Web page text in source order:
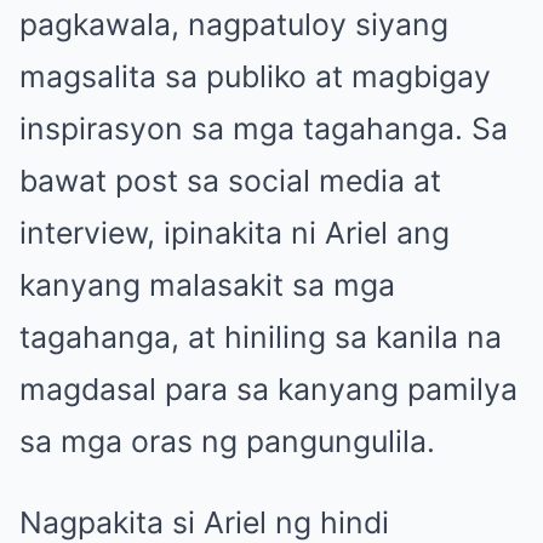
pagkawala, nagpatuloy siyang
magsalita sa publiko at magbigay
inspirasyon sa mga tagahanga. Sa
bawat post sa social media at
interview, ipinakita ni Ariel ang
kanyang malasakit sa mga
tagahanga, at hiniling sa kanila na
magdasal para sa kanyang pamilya
sa mga oras ng pangungulila.
Nagpakita si Ariel ng hindi